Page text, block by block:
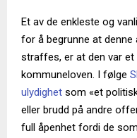
Et av de enkleste og
for å begrunne at
straffes, er at den var
kommuneloven. I følge
ulydighet som «et
eller brudd på andre
full åpenhet fordi de